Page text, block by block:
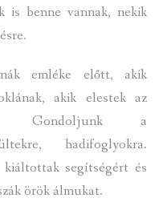
is benne vannak, nekik
emléke előtt, akik
akik elestek az
Gondoljunk a
hadifoglyokra.
segítségért és
örök álmukat.